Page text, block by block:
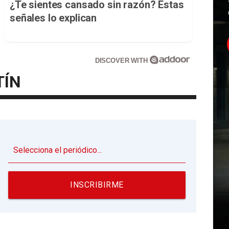
¿Te sientes cansado sin razón? Estas
señales lo explican
DISCOVER WITH
INSCRIBIRME